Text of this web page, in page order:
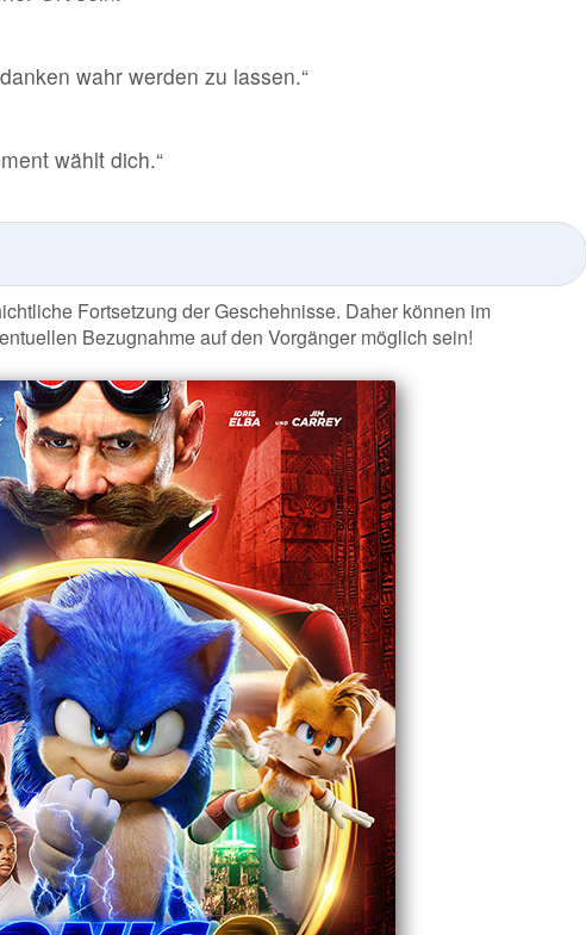
wahr werden zu lassen.“
wählt dich.“
Fortsetzung der Geschehnisse. Daher können im
Bezugnahme auf den Vorgänger möglich sein!